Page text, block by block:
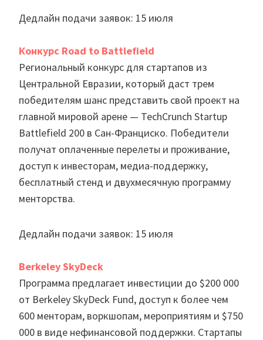
Дедлайн подачи заявок: 15 июля
Конкурс Road to Battlefield
Региональный конкурс для стартапов из
Центральной Евразии, который даст трем
победителям шанс представить свой проект на
главной мировой арене — TechCrunch Startup
Battlefield 200 в Сан-Франциско. Победители
получат оплаченные перелеты и проживание,
доступ к инвесторам, медиа-поддержку,
бесплатный стенд и двухмесячную программу
менторства.
Дедлайн подачи заявок: 15 июля
Berkeley SkyDeck
Программа предлагает инвестиции до $200 000
от Berkeley SkyDeck Fund, доступ к более чем
600 менторам, воркшопам, мероприятиям и $750
000 в виде нефинансовой поддержки. Стартапы